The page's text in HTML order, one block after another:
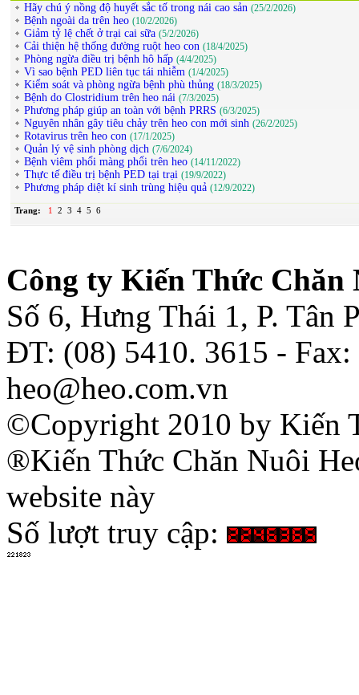
Hãy chú ý nồng độ huyết sắc tố trong nái cao sản (25/2/2026)
Bệnh ngoài da trên heo (10/2/2026)
Giảm tỷ lệ chết ở trại cai sữa (5/2/2026)
Cải thiện hệ thống đường ruột heo con (18/4/2025)
Phòng ngừa điều trị bệnh hô hấp (4/4/2025)
Vì sao bệnh PED liên tục tái nhiễm (1/4/2025)
Kiểm soát và phòng ngừa bệnh phù thủng (18/3/2025)
Bệnh do Clostridium trên heo nái (7/3/2025)
Phương pháp giúp an toàn với bệnh PRRS (6/3/2025)
Nguyên nhân gây tiêu chảy trên heo con mới sinh (26/2/2025)
Rotavirus trên heo con (17/1/2025)
Quản lý vệ sinh phòng dịch (7/6/2024)
Bệnh viêm phổi màng phổi trên heo (14/11/2022)
Thực tế điều trị bệnh PED tại trại (19/9/2022)
Phương pháp diệt kí sinh trùng hiệu quả (12/9/2022)
Trang: 1 2 3 4 5 6
Công ty Kiến Thức Chăn
Số 6, Hưng Thái 1, P. Tân
ĐT: (08) 5410. 3615 -
heo@heo.com.vn
©Copyright 2010 by Kiến
®Kiến Thức Chăn Nuôi
website này
Số lượt truy cập: